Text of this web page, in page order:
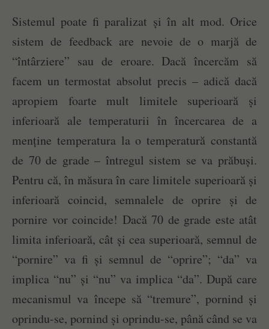
Sistemul poate fi paralizat și în alt mod. Orice
sistem de feedback are nevoie de o marjă de
“întârziere” sau de eroare. Dacă încercăm să
facem un termostat absolut precis – adică dacă
apropiem foarte mult limitele superioară și
inferioară ale temperaturii în încercarea de a
menține temperatura la o temperatură constantă
de 70 de grade – întregul sistem se va prăbuși.
Pentru că, în măsura în care limitele superioară și
inferioară coincid, semnalele de oprire și de
pornire vor coincide! Dacă 70 de grade este atât
limita inferioară, cât și cea superioară, semnul de
“pornire” va fi și semnul de “oprire”; “da” va
implica “nu” și “nu” va implica “da”. După care
mecanismul va începe să “tremure”, pornind și
oprindu-se, pornind și oprindu-se, până când se va